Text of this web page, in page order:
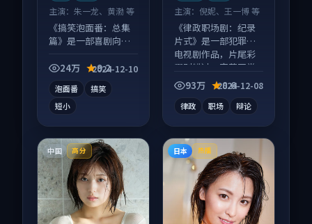
主演： 朱一龙、黄渤 等
《搞笑泡面番：总集
篇》是一部喜剧向动
观看，细节更丰富。
24万 9.2
2024-12-10
泡面番
搞笑
短小
主演：倪妮、王一博 等
《律政职场剧：纪录
片式》是一部犯罪向
电视剧作品，片尾彩
蛋别错过，字幕区常
有惊喜。
93万 8.6
2024-12-08
律政 职场 辩论
中国 高分 日本 热播